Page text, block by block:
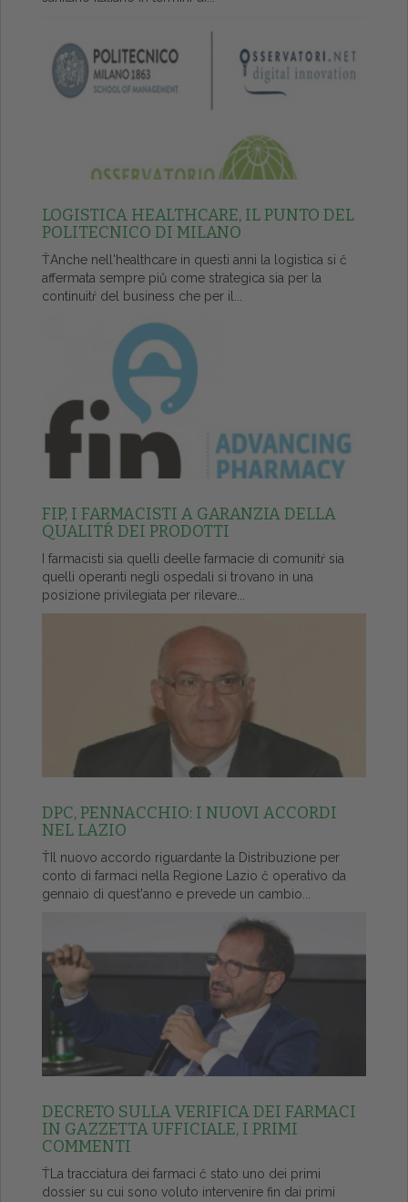
LOGISTICA HEALTHCARE, IL PUNTO DEL
POLITECNICO DI MILANO
ŤAnche nell'healthcare in questi anni la logistica si č
affermata sempre piů come strategica sia per la
continuitŕ del business che per il...
FIP, I FARMACISTI A GARANZIA DELLA
QUALITŔ DEI PRODOTTI
I farmacisti sia quelli deelle farmacie di comunitŕ sia
quelli operanti negli ospedali si trovano in una
posizione privilegiata per rilevare...
DPC, PENNACCHIO: I NUOVI ACCORDI
NEL LAZIO
ŤIl nuovo accordo riguardante la Distribuzione per
conto di farmaci nella Regione Lazio č operativo da
gennaio di quest'anno e prevede un cambio...
DECRETO SULLA VERIFICA DEI FARMACI
IN GAZZETTA UFFICIALE, I PRIMI
COMMENTI
ŤLa tracciatura dei farmaci č stato uno dei primi
dossier su cui sono voluto intervenire fin dai primi